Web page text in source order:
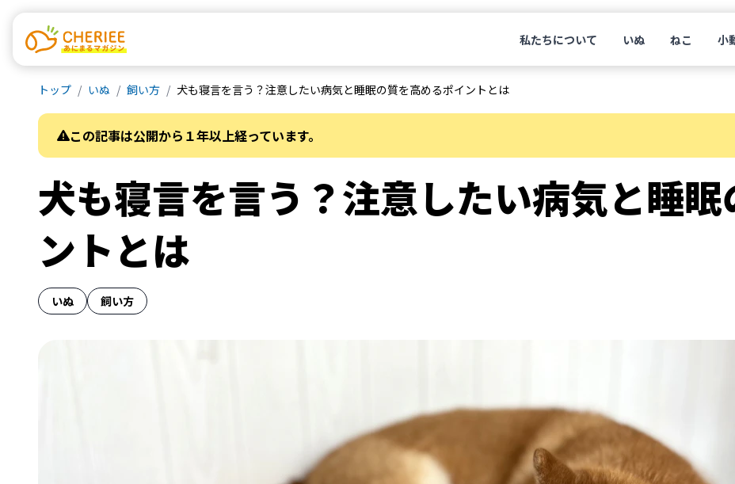
私たちについて いぬ ねこ 小
トップ いぬ 飼い方 犬も寝言を言う？注意したい病気と睡眠の質を高めるポイントとは
この記事は公開から１年以上経っています。
犬も寝言を言う？注意したい病気と睡
ントとは
いぬ 飼い方